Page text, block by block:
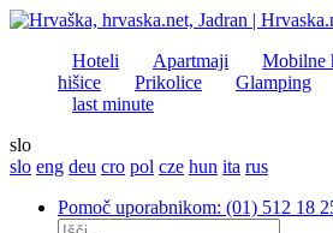
Hoteli Apartmaji Mobilne
hišice
Prikolice Glamping
last minute
slo
slo eng deu cro pol cze hun ita rus
Pomoč uporabnikom: (01) 512 18